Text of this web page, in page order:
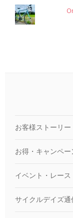
お客様ストーリー
お得・キャンペー
イベント・レース
サイクルデイズ通